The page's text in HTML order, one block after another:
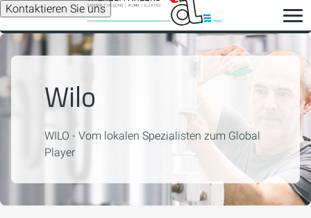
Kontaktieren Sie uns
Wilo
WILO - Vom lokalen Spezialisten zum Global
Player